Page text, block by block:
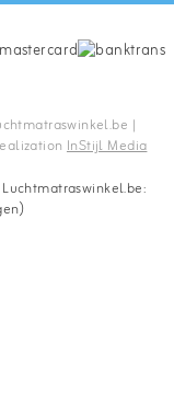
|
InStijl Media